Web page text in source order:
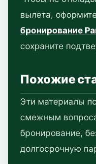
вылета,
бронирование
сохраните
Похожие
Эти материалы
смежным
бронирование,
долгосрочную